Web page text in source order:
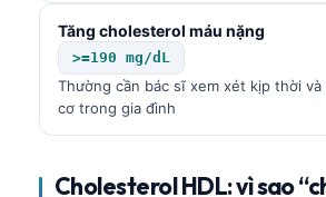
Tăng cholesterol máu nặng
>=190 mg/dL
Thường cần bác sĩ xem xét kịp thời và
cơ trong gia đình
Cholesterol HDL: vì sao